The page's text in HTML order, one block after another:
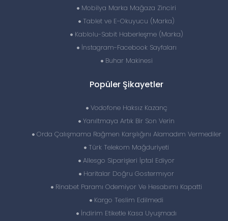
Mobilya Marka Mağaza Zinciri
Tablet ve E-Okuyucu (Marka)
Kablolu-Sabit Haberleşme (Marka)
İnstagram-Facebook Sayfaları
Buhar Makinesi
Popüler Şikayetler
Vodofone Haksız Kazanç
Yanıltmaya Artık Bir Son Verin
Orda Çalışmama Rağmen Karşılığını Alamadım Vermediler
Türk Telekom Mağduriyeti
Allesgo Siparişleri İptal Ediyor
Haritalar Doğru Gostermıyor
Rinabet Paramı Odemiyor Ve Hesabımı Kapatti
Kargo Teslim Edilmedi
İndirim Etiketle Kasa Uyuşmadı